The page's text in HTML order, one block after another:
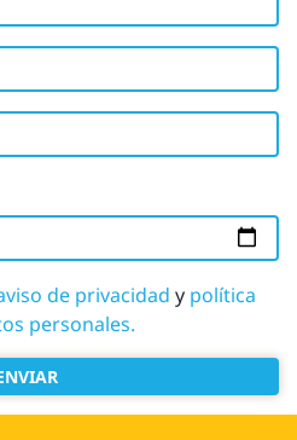
de privacidad y política
personales.